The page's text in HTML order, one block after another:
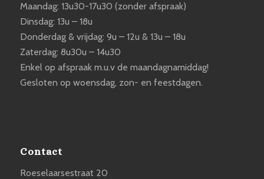
Maandag: 13u30-17u30 (zonder afspraak)
Dinsdag: 13u – 18u
Donderdag & vrijdag: 9u – 12u & 13u – 18u
Zaterdag: 8u30u – 14u30
Enkel op afspraak m.u.v de maandagnamiddag!
Gesloten op woensdag, zon- en feestdagen.
Contact
Roeselaarsestraat 20